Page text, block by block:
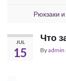
Рюкзаки
JUL
15
Что
Byadmin